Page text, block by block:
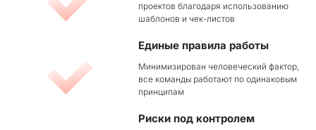
проектов благодаря использованию
шаблонов и чек⁠-⁠листов
Единые правила работы
Минимизирован человеческий фактор,
все команды работают по одинаковым
принципам
Риски под контролем